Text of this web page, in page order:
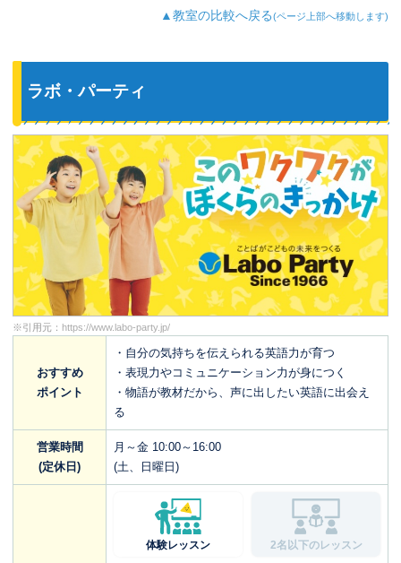
ど、色んなものを英語で教えてくれるよ
うになり、英語が身についてきているの
▲教室の比較へ戻る(ページ上部へ移動します)
ラボ・パーティ
※引用元： https://www.labo-party.jp/
おすすめ
ポイント
・自分の気持ちを伝えられる英語力が育つ
・表現力やコミュニケーション力が身につく
・物語が教材だから、声に出したい英語に出会え
る
営業時間
(定休日)
月～金 10:00～16:00
(土、日曜日)
体験レッスン 2名以下のレッスン